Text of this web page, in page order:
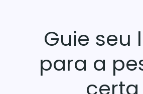
Guie seu
para a